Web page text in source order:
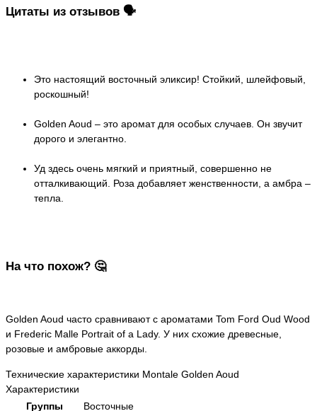
Цитаты из отзывов 🗣️
Это настоящий восточный эликсир! Стойкий, шлейфовый,
роскошный!
Golden Aoud – это аромат для особых случаев. Он звучит
дорого и элегантно.
Уд здесь очень мягкий и приятный, совершенно не
отталкивающий. Роза добавляет женственности, а амбра –
тепла.
На что похож? 🤔
Golden Aoud часто сравнивают с ароматами Tom Ford Oud Wood
и Frederic Malle Portrait of a Lady. У них схожие древесные,
розовые и амбровые аккорды.
Технические характеристики Montale Golden Aoud
Характеристики
Группы
Восточные